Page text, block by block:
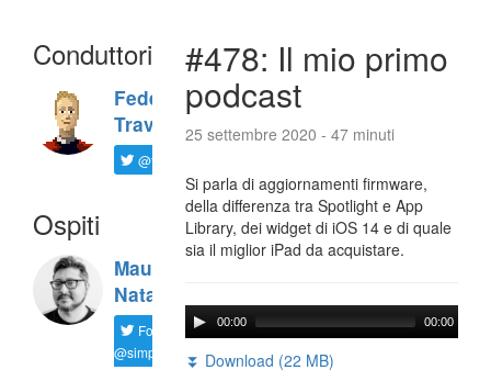
Conduttori
Federico
Travaini
@ftrava
Ospiti
Maurizio
Natali
Follow
@simplemal
#478: Il mio primo
podcast
25 settembre 2020 - 47 minuti
Si parla di aggiornamenti firmware,
della differenza tra Spotlight e App
Library, dei widget di iOS 14 e di quale
sia il miglior iPad da acquistare.
00:00 00:00
⏬ Download (22 MB)